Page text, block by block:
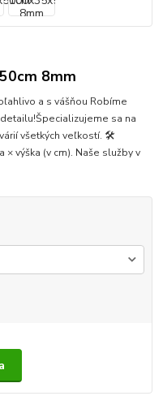
8mm
a s vášňou Robíme
sa na
všetkých veľkostí. 🛠
× výška (v cm). Naše služby v